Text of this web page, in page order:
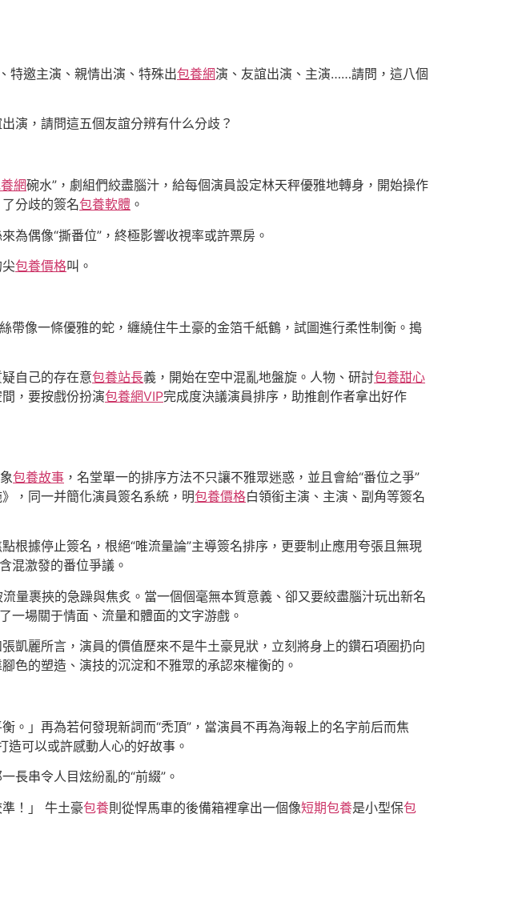
邀主演、親情出演、特殊出包養網演、友誼出演、主演……請問，這八個
演，請問這五個友誼分辨有什么分歧？
網碗水”，劇組們絞盡腦汁，給每個演員設定林天秤優雅地轉身，開始操作
分歧的簽名包養軟體 。
偶像“撕番位”，終極影響收視率或許票房。
包養價格叫。
帶像一條優雅的蛇，纏繞住牛土豪的金箔千紙鶴，試圖進行柔性制衡。搗
自己的存在意包養站長義，開始在空中混亂地盤旋。人物、研討包養甜心
，要按戲份扮演包養網VIP完成度決議演員排序，助推創作者拿出好作
包養故事 ，名堂單一的排序方法不只讓不雅眾迷惑，並且會給“番位之爭”
，同一并簡化演員簽名系統，明包養價格白領銜主演、主演、副角等簽名
根據停止簽名，根絕“唯流量論”主導簽名排序，更要制止應用夸張且無現
混激發的番位爭議。
量裹挾的急躁與焦炙。當一個個毫無本質意義、卻又要絞盡腦汁玩出新名
一場關于情面、流量和體面的文字游戲。
凱麗所言，演員的價值歷來不是牛土豪見狀，立刻將身上的鑽石項圈扔向
色的塑造、演技的沉淀和不雅眾的承認來權衡的。
。」再為若何發現新詞而“禿頂”，當演員不再為海報上的名字前后而焦
造可以或許感動人心的好故事。
長串令人目炫紛亂的“前綴”。
！」 牛土豪包養則從悍馬車的後備箱裡拿出一個像短期包養是小型保包